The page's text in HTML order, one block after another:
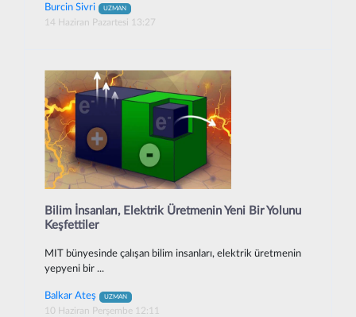
Burcin Sivri UZMAN
14 Haziran Pazartesi 13:27
Bilim İnsanları, Elektrik Üretmenin Yeni Bir Yolunu
Keşfettiler
MIT bünyesinde çalışan bilim insanları, elektrik üretmenin
yepyeni bir ...
Balkar Ateş UZMAN
10 Haziran Perşembe 12:11